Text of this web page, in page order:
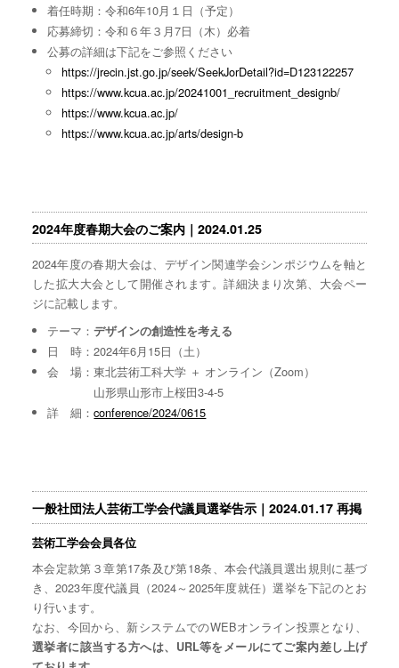
着任時期：令和6年10月１日（予定）
応募締切：令和６年３月7日（木）必着
公募の詳細は下記をご参照ください
https://jrecin.jst.go.jp/seek/SeekJorDetail?id=D123122257
https://www.kcua.ac.jp/20241001_recruitment_designb/
https://www.kcua.ac.jp/
https://www.kcua.ac.jp/arts/design-b
2024年度春期大会のご案内｜2024.01.25
2024年度の春期大会は、デザイン関連学会シンポジウムを軸と
した拡大大会として開催されます。詳細決まり次第、大会ペー
ジに記載します。
テーマ：デザインの創造性を考える
日 時：2024年6月15日（土）
会 場：東北芸術工科大学 ＋ オンライン（Zoom）
山形県山形市上桜田3-4-5
詳 細：conference/2024/0615
一般社団法人芸術工学会代議員選挙告示｜2024.01.17 再掲
芸術工学会会員各位
本会定款第３章第17条及び第18条、本会代議員選出規則に基づ
き、2023年度代議員（2024～2025年度就任）選挙を下記のとお
り行います。
なお、今回から、新システムでのWEBオンライン投票となり、
選挙者に該当する方へは、URL等をメールにてご案内差し上げ